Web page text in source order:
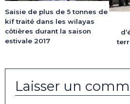
Saisie de plus de 5 tonnes de
kif traité dans les wilayas
côtières durant la saison
estivale 2017
Laisser un